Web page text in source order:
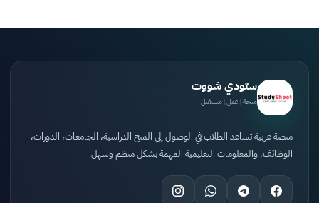
ستودي شووت
منحة | عمل | مستقبل
منصة عربية تساعد الطلاب في الوصول إلى المنح الدراسية، الجامعات، الدورات،
الوظائف، والمعلومات التعليمية المهمة بشكل منظم وسهل.